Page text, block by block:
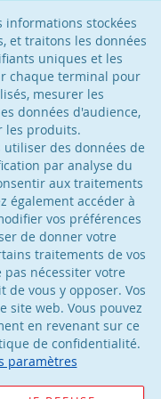
informations stockées
et traitons les données
uniques et les
chaque terminal pour
mesurer les
données d'audience,
les produits.
utiliser des données de
par analyse du
aux traitements
également accéder à
vos préférences
de donner votre
traitements de vos
nécessiter votre
de vous y opposer. Vos
site web. Vous pouvez
en revenant sur ce
de confidentialité.
paramètres